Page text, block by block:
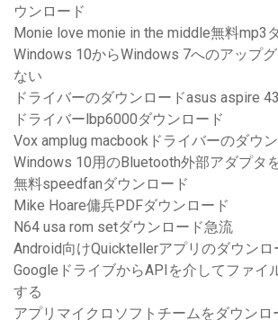
ウンロード
Monie love monie in the middle無料mp3
Windows 10からWindows 7へのアップ
ない
ドライバーのダウンロードasus aspire
ドライバーlbp6000ダウンロード
Vox amplug macbookドライバーのダウ
Windows 10用のBluetooth外部アダプタ
無料speedfanダウンロード
Mike Hoare傭兵PDFダウンロード
N64 usa rom setダウンロード急流
Android向けQuicktellerアプリのダウンロ
GoogleドライブからAPIを介してファイ
する
アプリマイクロソフトチームをダウンロ